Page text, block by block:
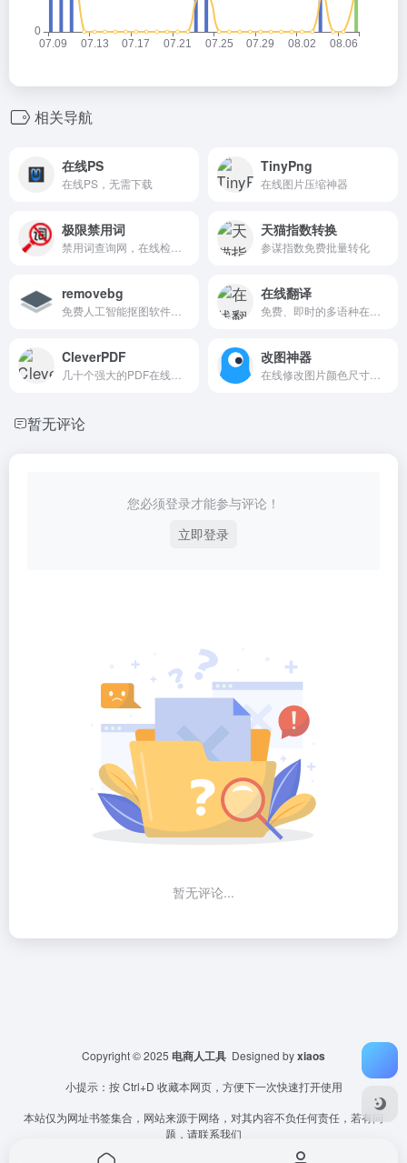
相关导航
在线PS
在线PS，无需下载
TinyPng
在线图片压缩神器
极限禁用词 天猫指数转换
参谋指数免费批量转化
removebg 在线翻译
CleverPDF 改图神器
暂无评论
您必须登录才能参与评论！
立即登录
暂无评论...
Copyright © 2025 电商人工具 Designed byxiaos
小提示：按 Ctrl+D 收藏本网页，方便下一次快速打开使用
本站仅为网址书签集合，网站来源于网络，对其内容不负任何责任，若有问
题，请联系我们